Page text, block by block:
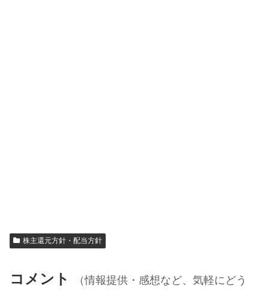
株主還元方針・配当方針
コメント
（情報提供・感想など、気軽にどう